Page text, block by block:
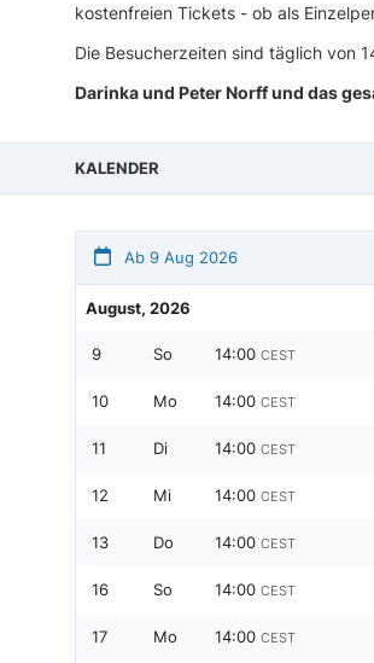
kostenfreien Tickets - ob als
Die Besucherzeiten sind täglich von
Darinka und Peter Norff und das
KALENDER
Ab 9 Aug 2026
August, 2026
9 So 14:00 CEST
10 Mo 14:00 CEST
11 Di 14:00 CEST
12 Mi 14:00 CEST
13 Do 14:00 CEST
16 So 14:00 CEST
17 Mo 14:00 CEST